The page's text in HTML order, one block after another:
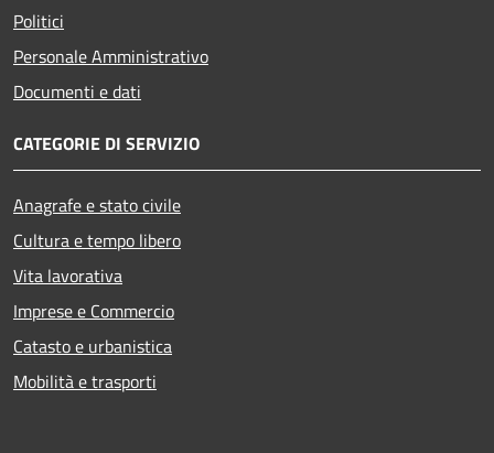
Politici
Personale Amministrativo
Documenti e dati
CATEGORIE DI SERVIZIO
Anagrafe e stato civile
Cultura e tempo libero
Vita lavorativa
Imprese e Commercio
Catasto e urbanistica
Mobilità e trasporti